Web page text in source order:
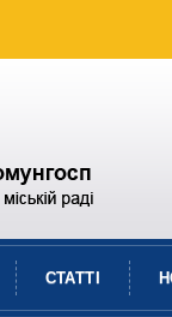
СТАТТІ